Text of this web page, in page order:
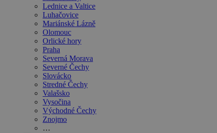
Lednice a Valtice
Luhačovice
Mariánské Lázně
Olomouc
Orlické hory
Praha
Severná Morava
Severné Čechy
Slovácko
Stredné Čechy
Valašsko
Vysočina
Východné Čechy
Znojmo
…